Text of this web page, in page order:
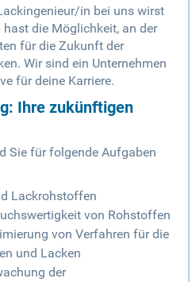
in bei uns wirst
die Möglichkeit, an der
für die Zukunft der
Wir sind ein Unternehmen
für deine Karriere.
Ihre zukünftigen
Sie für folgende Aufgaben
Lackrohstoffen
von Rohstoffen
von Verfahren für die
und Lacken
der